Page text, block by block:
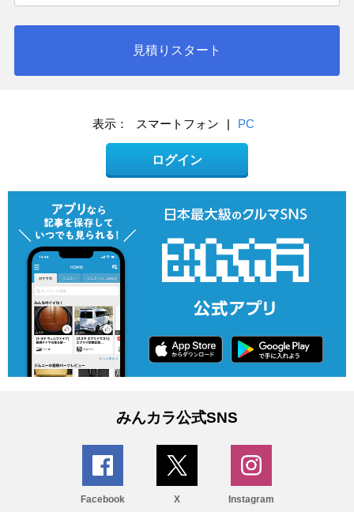
見積りスタート
表示： スマートフォン | PC
ログイン
みんカラ公式SNS
Facebook X Instagram